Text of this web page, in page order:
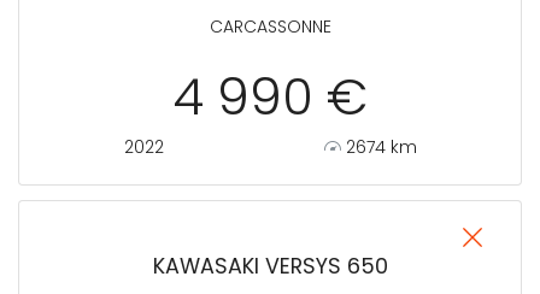
CARCASSONNE
4 990 €
2022 2674 km
KAWASAKI VERSYS 650